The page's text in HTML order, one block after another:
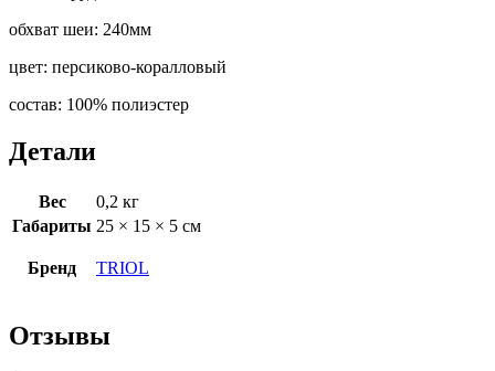
обхват шеи: 240мм
цвет: персиково-коралловый
состав: 100% полиэстер
Детали
Вес
0,2 кг
Габариты 25 × 15 × 5 см
Бренд TRIOL
Отзывы